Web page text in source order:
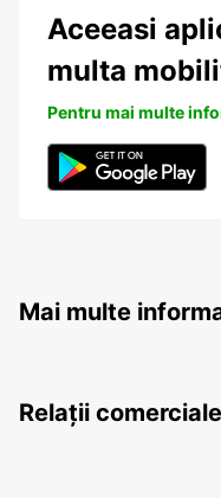
Aceeasi
multa
Pentru mai multe
Mai multe
Relații comerciale